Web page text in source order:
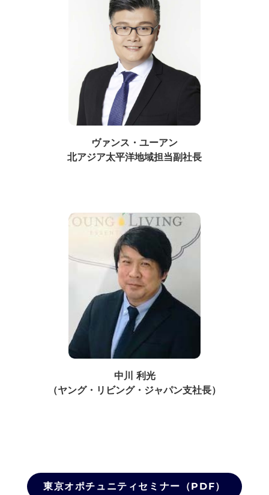
ヴァンス・ユーアン
北アジア太平洋地域担当副社長
中川 利光
（ヤング・リビング・ジャパン支社長）
東京オポチュニティセミナー（PDF）